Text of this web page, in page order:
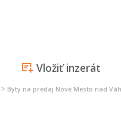
Vložiť inzerát
> Byty na predaj Nové Mesto nad